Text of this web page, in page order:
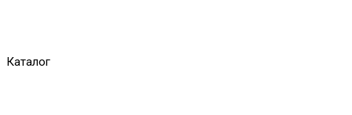
Каталог